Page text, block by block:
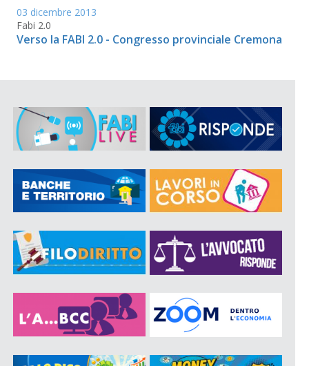
03 dicembre 2013
Fabi 2.0
Verso la FABI 2.0 - Congresso provinciale Cremona